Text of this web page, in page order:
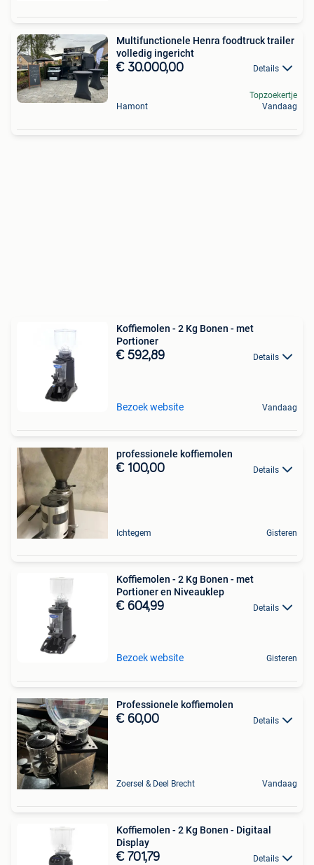
Multifunctionele Henra foodtruck trailer
volledig ingericht
€ 30.000,00 Details
Hamont
Topzoekertje
Vandaag
Koffiemolen - 2 Kg Bonen - met
Portioner
€ 592,89 Details
Bezoek website Vandaag
professionele koffiemolen
€ 100,00 Details
Ichtegem Gisteren
Koffiemolen - 2 Kg Bonen - met
Portioner en Niveauklep
€ 604,99 Details
Bezoek website Gisteren
Professionele koffiemolen
€ 60,00 Details
Zoersel & Deel Brecht Vandaag
Koffiemolen - 2 Kg Bonen - Digitaal
Display
€ 701,79 Details